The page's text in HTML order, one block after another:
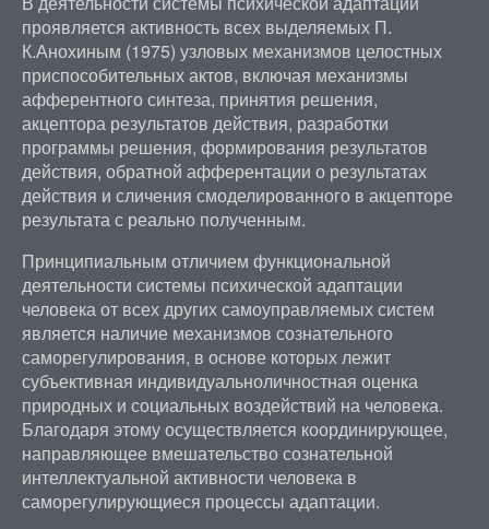
проявляется активность всех выделяемых П.
К.Анохиным (1975) узловых механизмов целостных
приспособительных актов, включая механизмы
афферентного синтеза, принятия решения,
акцептора результатов действия, разработки
программы решения, формирования результатов
действия, обратной афферентации о результатах
действия и сличения смоделированного в акцепторе
результата с реально полученным.
Принципиальным отличием функциональной
деятельности системы психической адаптации
человека от всех других самоуправляемых систем
является наличие механизмов сознательного
саморегулирования, в основе которых лежит
субъективная индивидуальноличностная оценка
природных и социальных воздействий на человека.
Благодаря этому осуществляется координирующее,
направляющее вмешательство сознательной
интеллектуальной активности человека в
саморегулирующиеся процессы адаптации.